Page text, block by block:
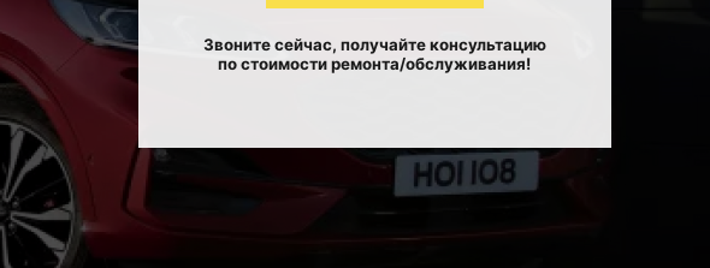
Звоните сейчас, получайте консультацию
по стоимости ремонта/обслуживания!